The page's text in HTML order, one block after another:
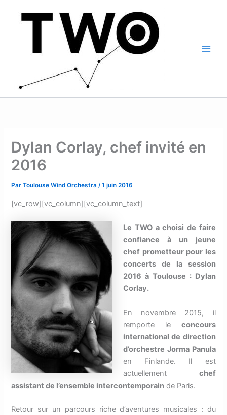
Dylan Corlay, chef invité en
2016
ParToulouse Wind Orchestra/1 juin 2016
[vc_row][vc_column][vc_column_text]
Le TWO a choisi de faire
confiance à un jeune
chef prometteur pour les
concerts de la session
2016 à Toulouse : Dylan
Corlay.
En novembre 2015, il
remporte le concours
international de direction
d’orchestre Jorma Panula
en Finlande. Il est
actuellement chef
assistant de l’ensemble intercontemporain de Paris.
Retour sur un parcours riche d’aventures musicales : du